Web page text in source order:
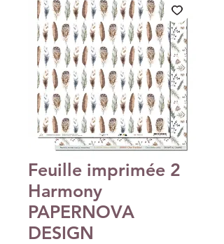
Feuille imprimée 2
Harmony
PAPERNOVA
DESIGN